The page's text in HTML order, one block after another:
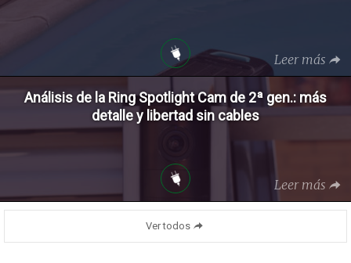
Leer más
Análisis de la Ring Spotlight Cam de 2ª gen.: más
detalle y libertad sin cables
Leer más
Ver todos